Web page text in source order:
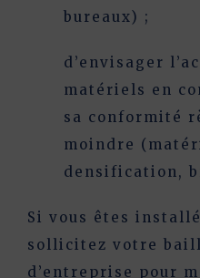
bureaux) ;
d’envisager
matériels en
sa conformité
moindre
densification,
Si vous êtes
sollicitez votre
d’entreprise pour